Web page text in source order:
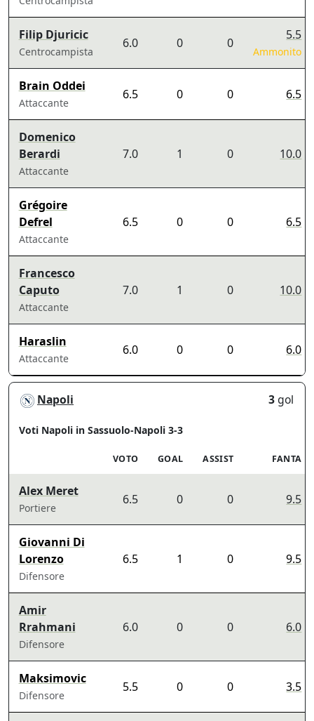
Filip Djuricic
Centrocampista
6.0 0 0
5.5
Ammonito
Brain Oddei
Attaccante
6.5 0 0 6.5
Domenico
Berardi
Attaccante
7.0 1 0 10.0
Grégoire
Defrel
Attaccante
6.5 0 0 6.5
Francesco
Caputo
Attaccante
7.0 1 0 10.0
Haraslin
Attaccante
6.0 0 0 6.0
Napoli 3gol
Voti Napoli in Sassuolo-Napoli 3-3
VOTO GOAL ASSIST FANTA
Alex Meret
Portiere
6.5 0 0 9.5
Giovanni Di
Lorenzo
Difensore
6.5 1 0 9.5
Amir
Rrahmani
Difensore
6.0 0 0 6.0
Maksimovic
Difensore
5.5 0 0 3.5